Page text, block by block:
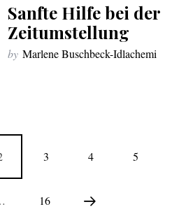
Sanfte Hilfe bei der
Zeitumstellung
by Marlene Buschbeck-Idlachemi
3 4 5
16